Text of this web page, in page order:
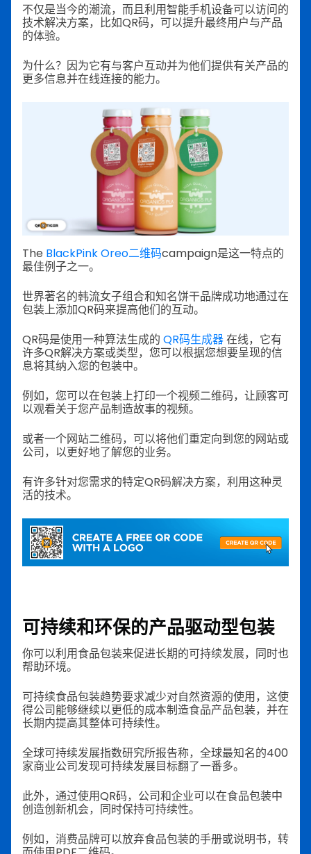
不仅是当今的潮流，而且利用智能手机设备可以访问的
技术解决方案，比如QR码，可以提升最终用户与产品
的体验。
为什么？因为它有与客户互动并为他们提供有关产品的
更多信息并在线连接的能力。
The BlackPink Oreo二维码campaign是这一特点的
最佳例子之一。
世界著名的韩流女子组合和知名饼干品牌成功地通过在
包装上添加QR码来提高他们的互动。
QR码是使用一种算法生成的 QR码生成器在线，它有
许多QR解决方案或类型，您可以根据您想要呈现的信
息将其纳入您的包装中。
例如，您可以在包装上打印一个视频二维码，让顾客可
以观看关于您产品制造故事的视频。
或者一个网站二维码，可以将他们重定向到您的网站或
公司，以更好地了解您的业务。
有许多针对您需求的特定QR码解决方案，利用这种灵
活的技术。
可持续和环保的产品驱动型包装
你可以利用食品包装来促进长期的可持续发展，同时也
帮助环境。
可持续食品包装趋势要求减少对自然资源的使用，这使
得公司能够继续以更低的成本制造食品产品包装，并在
长期内提高其整体可持续性。
全球可持续发展指数研究所报告称，全球最知名的400
家商业公司发现可持续发展目标翻了一番多。
此外，通过使用QR码，公司和企业可以在食品包装中
创造创新机会，同时保持可持续性。
例如，消费品牌可以放弃食品包装的手册或说明书，转